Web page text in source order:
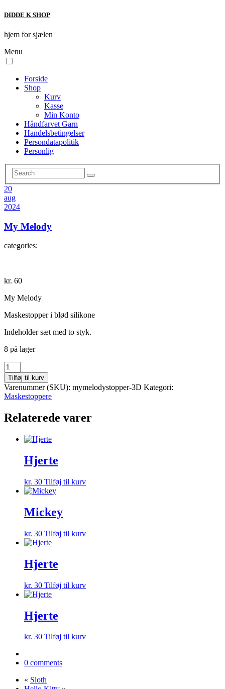
DIDDE K SHOP
hjem for sjælen
Menu
Forside
Shop
Kurv
Kasse
Min Konto
Håndfarvet Garn
Handelsbetingelser
Persondatapolitik
Personlig
20
aug
2024
My Melody
categories:
kr. 60
My Melody
Maskestopper i blød silikone
Indeholder sæt med to styk.
8 på lager
My
Melody
antal
Tilføj til kurv
Varenummer (SKU): mymelodystopper-3D Kategori:
Maskestoppere
Relaterede varer
Hjerte
kr. 30 Tilføj til kurv
Mickey
kr. 30 Tilføj til kurv
Hjerte
kr. 30 Tilføj til kurv
Hjerte
kr. 30 Tilføj til kurv
0 comments
« Sloth